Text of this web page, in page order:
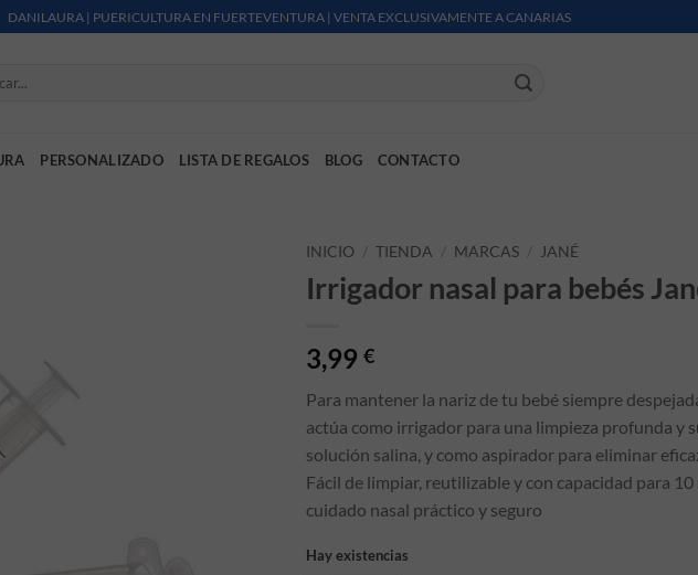
DANILAURA | PUERICULTURA EN FUERTEVENTURA | VENTA EXCLUSIVAMENTE A CANARIAS
por:
PERSONALIZADO LISTA DE REGALOS BLOG CONTACTO
INICIO / TIENDA / MARCAS / JANÉ
Irrigador nasal para bebés
3,99 €
Para mantener la nariz de tu bebé siempre
actúa como irrigador para una limpieza profunda y
solución salina, y como aspirador para eliminar
Fácil de limpiar, reutilizable y con capacidad para
cuidado nasal práctico y seguro
Hay existencias